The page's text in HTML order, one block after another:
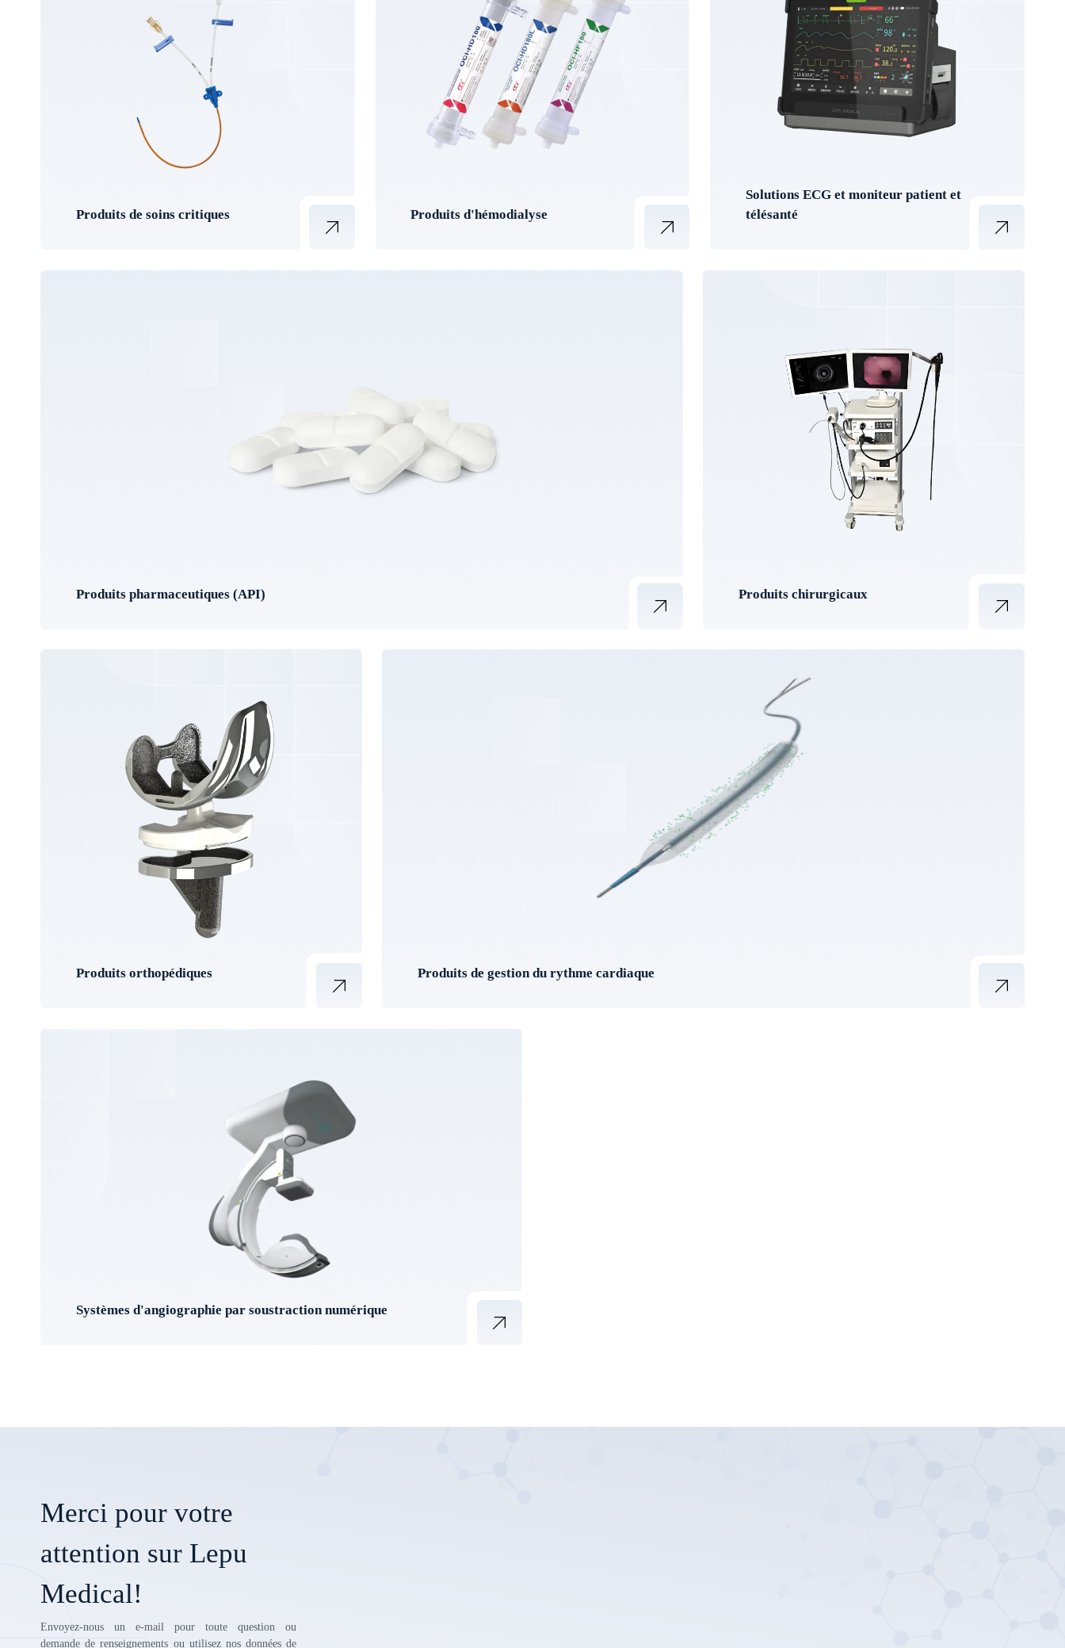
Produits de soins critiques Produits d'hémodialyse
Solutions ECG et moniteur patient et
télésanté
Produits pharmaceutiques (API) Produits chirurgicaux
Produits orthopédiques Produits de gestion du rythme cardiaque
Systèmes d'angiographie par soustraction numérique
Merci pour votre
attention sur Lepu
Medical!
Envoyez-nous un e-mail pour toute question ou
demande de renseignements ou utilisez nos données de